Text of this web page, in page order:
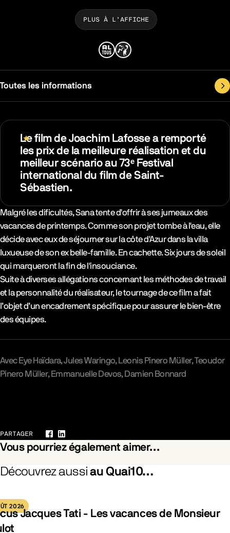
PLUS À L’AFFICHE
Toutes les informations
Le film de Joachim Lafosse a remporté
les prix de la meilleure réalisation et du
meilleur scénario au 73ᵉ Festival
international du film de Saint-
Sébastien.
Synopsys & Casting
Malgré les dificultés, Sana tente d'offrir à ses jumeaux des
vacances de printemps. Comme son projet tombe à l'eau, elle
décide avec eux de séjourner sur la côte d'Azur dans la villa
luxueuse de son ex belle-famille. En cachette. Six jours de soleil
qui marqueront la fin de l'insouciance.
Suite à diverses allégations concernant les méthodes de travail
et la personnalité du réalisateur, le tournage de ce film a fait
l’objet d’un encadrement spécifique pour assurer le bien-être
des équipes.
Avec Eye Haïdara Jules Waringo Leonis Pinero Müller Teoudor
Pinero Müller Emmanuelle Devos Damien Bonnard
PARTAGER
Facebook
LinkedIn
Vous pourriez également aimer…
Was Marielle Weiss (La Gifle)
Découvrez aussiau Quai10…
2026
Jacques Tati - Les vacances de Monsieur